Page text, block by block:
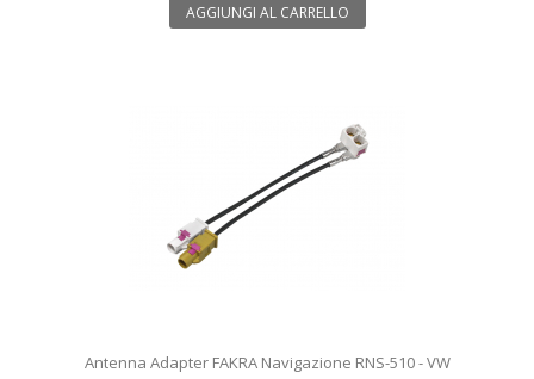
AGGIUNGI AL CARRELLO
Antenna Adapter FAKRA Navigazione RNS-510 - VW